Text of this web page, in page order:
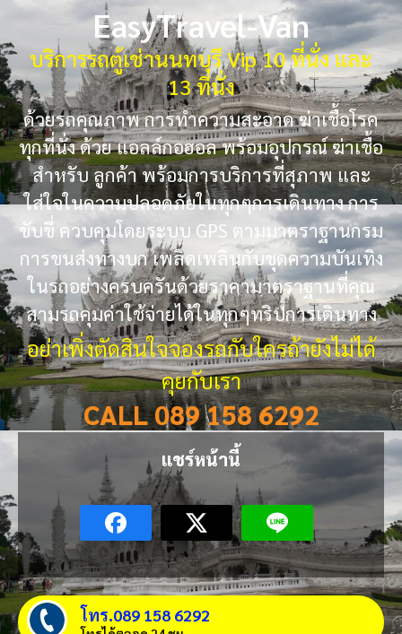
EasyTravel-Van
บริการรถตู้เช่านนทบุรี Vip 10 ที่นั่ง และ
13 ที่นั่ง
ด้วยรถคุณภาพ การทำความสะอาด ฆ่าเชื้อโรค
ทุกที่นั่ง ด้วย แอลล์กอฮอล พร้อมอุปกรณ์ ฆ่าเชื้อ
สำหรับ ลูกค้า พร้อมการบริการที่สุภาพ และ
ใส่ใจในความปลอดภัยในทุกๆการเดินทาง การ
ขับขี่ ควบคุมโดยระบบ GPS ตามมาตราฐานกรม
การขนส่งทางบก เพลิดเพลินกับชุดความบันเทิง
ในรถอย่างครบครันด้วยราคามาตราฐานที่คุณ
สามรถคุมค่าใช้จ่ายได้ในทุกๆทริปการเดินทาง
อย่าเพิ่งตัดสินใจจองรถกับใครถ้ายังไม่ได้
คุยกับเรา
CALL 089 158 6292
แชร์หน้านี้
โทร.089 158 6292